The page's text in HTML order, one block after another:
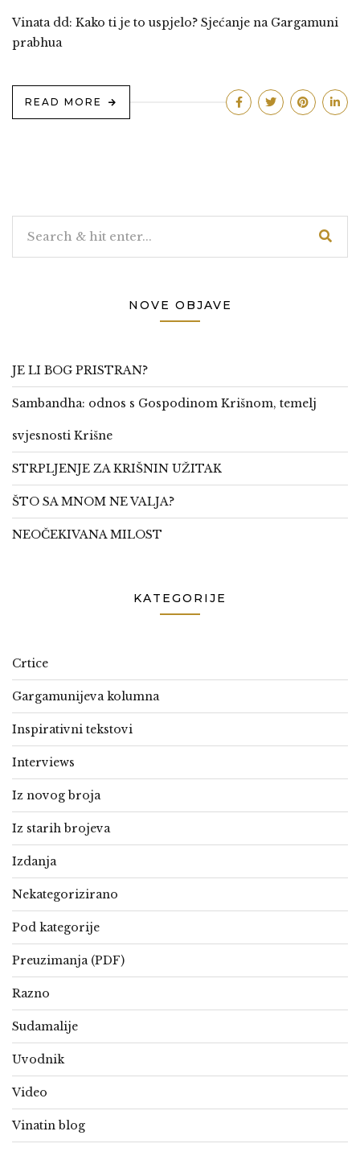
Vinata dd: Kako ti je to uspjelo? Sjećanje na Gargamuni
prabhua
READ MORE
NOVE OBJAVE
JE LI BOG PRISTRAN?
Sambandha: odnos s Gospodinom Krišnom, temelj
svjesnosti Krišne
STRPLJENJE ZA KRIŠNIN UŽITAK
ŠTO SA MNOM NE VALJA?
NEOČEKIVANA MILOST
KATEGORIJE
Crtice
Gargamunijeva kolumna
Inspirativni tekstovi
Interviews
Iz novog broja
Iz starih brojeva
Izdanja
Nekategorizirano
Pod kategorije
Preuzimanja (PDF)
Razno
Sudamalije
Uvodnik
Video
Vinatin blog